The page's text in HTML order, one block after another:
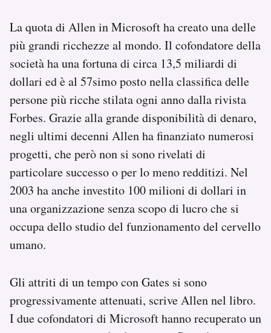
La quota di Allen in Microsoft ha creato una delle
più grandi ricchezze al mondo. Il cofondatore della
società ha una fortuna di circa 13,5 miliardi di
dollari ed è al 57simo posto nella classifica delle
persone più ricche stilata ogni anno dalla rivista
Forbes. Grazie alla grande disponibilità di denaro,
negli ultimi decenni Allen ha finanziato numerosi
progetti, che però non si sono rivelati di
particolare successo o per lo meno redditizi. Nel
2003 ha anche investito 100 milioni di dollari in
una organizzazione senza scopo di lucro che si
occupa dello studio del funzionamento del cervello
umano.
Gli attriti di un tempo con Gates si sono
progressivamente attenuati, scrive Allen nel libro.
I due cofondatori di Microsoft hanno recuperato un